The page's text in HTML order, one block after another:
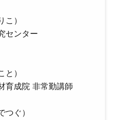
）
センター
）
育成院 非常勤講師
ぐ）